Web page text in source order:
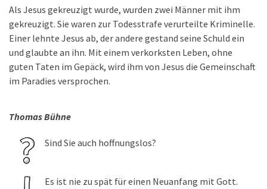
Als Jesus gekreuzigt wurde, wurden zwei Männer mit ihm
gekreuzigt. Sie waren zur Todesstrafe verurteilte Kriminelle.
Einer lehnte Jesus ab, der andere gestand seine Schuld ein
und glaubte an ihn. Mit einem verkorksten Leben, ohne
guten Taten im Gepäck, wird ihm von Jesus die Gemeinschaft
im Paradies versprochen.
Thomas Bühne
Sind Sie auch hoffnungslos?
Es ist nie zu spät für einen Neuanfang mit Gott.